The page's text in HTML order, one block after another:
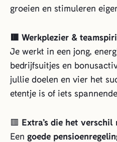
groeien en stimuleren
🟥 Werkplezier &
Je werkt in een jong,
bedrijfsuitjes en
jullie doelen en vier het
etentje is of iets
🟥 Extra’s die het verschil
Een goede